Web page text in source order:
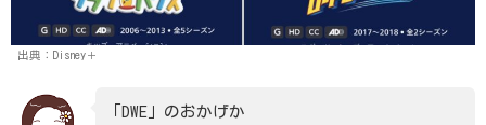
出典：Disney＋
「DWE」のおかげか